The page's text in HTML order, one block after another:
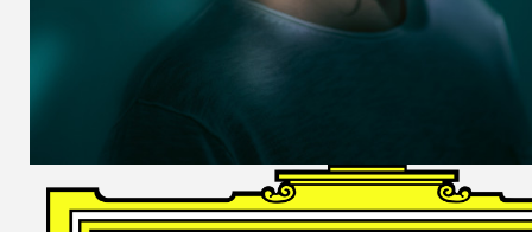
GESÄNGE
Andrè Schuen,